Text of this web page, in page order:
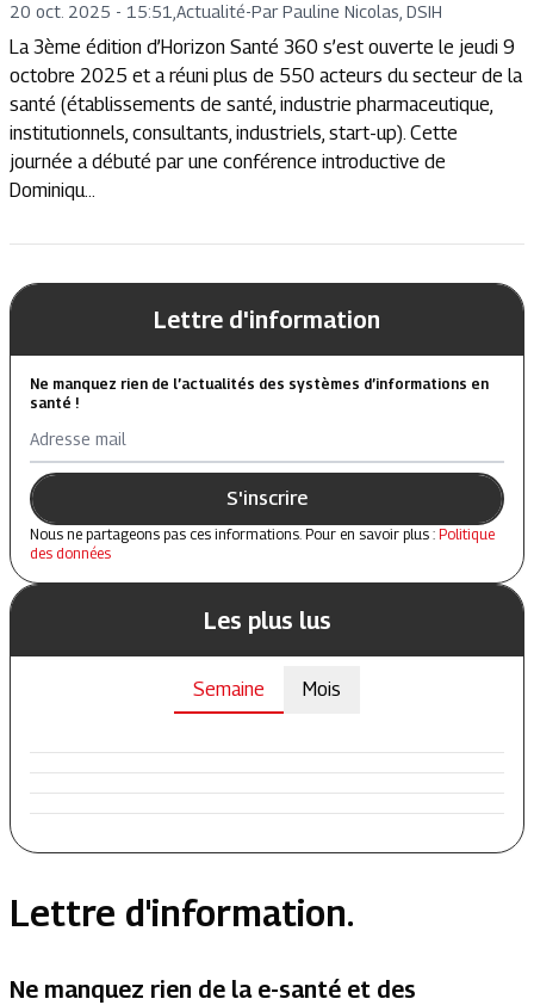
20 oct. 2025 - 15:51 Actualité-Par Pauline Nicolas, DSIH
La 3ème édition d’Horizon Santé 360 s’est ouverte le jeudi 9
octobre 2025 et a réuni plus de 550 acteurs du secteur de la
santé (établissements de santé, industrie pharmaceutique,
institutionnels, consultants, industriels, start-up). Cette
journée a débuté par une conférence introductive de
Dominiqu...
Lettre d'information
Ne manquez rien de l’actualités des systèmes d’informations en
santé !
Adresse mail
S'inscrire
Nous ne partageons pas ces informations. Pour en savoir plus : Politique
des données
Les plus lus
Semaine Mois
Lettre d'information.
Ne manquez rien de la e-santé et des